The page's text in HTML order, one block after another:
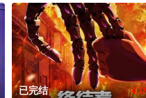
已完结 4.0